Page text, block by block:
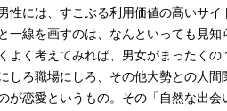
性には、すこぶる利用価値の高いサイ
一線を画すのは、なんといっても見
よく考えてみれば、男女がまったく
しろ職場にしろ、その他大勢との人間
が恋愛というもの。その「自然な出